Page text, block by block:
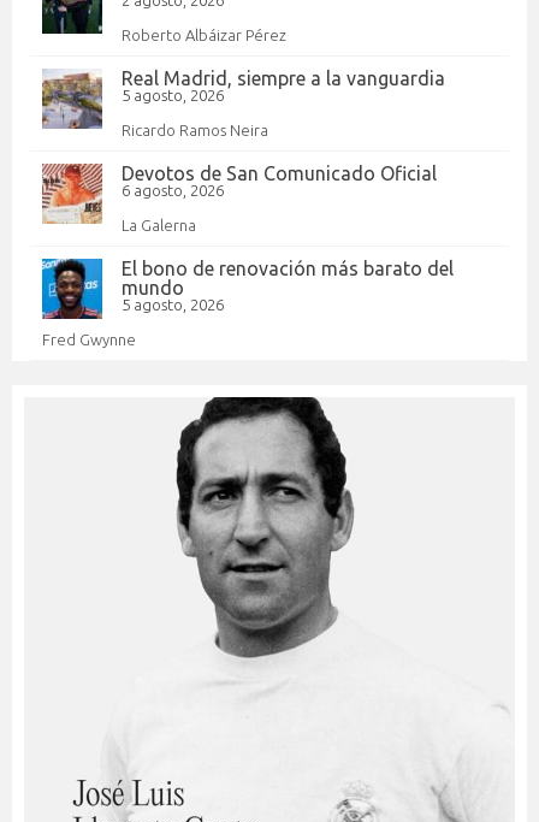
Roberto Albáizar Pérez
Real Madrid, siempre a la vanguardia
5 agosto, 2026
Ricardo Ramos Neira
Devotos de San Comunicado Oficial
6 agosto, 2026
La Galerna
El bono de renovación más barato del
mundo
5 agosto, 2026
Fred Gwynne